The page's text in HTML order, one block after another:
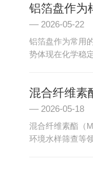
铝箔盘作为
2026-05-22
铝箔盘作为常用
势体现在化学稳
混合纤维素
2026-05-18
混合纤维素酯（
环境水样筛查等